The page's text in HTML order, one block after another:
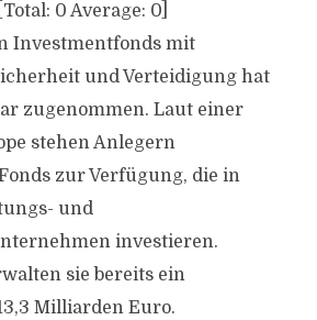
[Total: 0 Average: 0]
Investmentfonds mit
und Verteidigung hat
zugenommen. Laut einer
stehen Anlegern
zur Verfügung, die in
und
investieren.
sie bereits ein
Milliarden Euro.